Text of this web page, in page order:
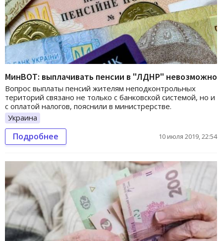
МинВОТ: выплачивать пенсии в "ЛДНР" невозможно
Вопрос выплаты пенсий жителям неподконтрольных
територий связано не только с банковской системой, но и
с оплатой налогов, пояснили в министрерстве.
Украина
Подробнее 10 июля 2019, 22:54